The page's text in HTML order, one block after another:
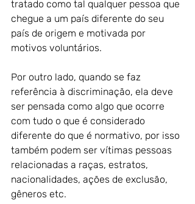
tratado como tal qualquer pessoa que
chegue a um país diferente do seu
país de origem e motivada por
motivos voluntários.
Por outro lado, quando se faz
referência à discriminação, ela deve
ser pensada como algo que ocorre
com tudo o que é considerado
diferente do que é normativo, por isso
também podem ser vítimas pessoas
relacionadas a raças, estratos,
nacionalidades, ações de exclusão,
gêneros etc.